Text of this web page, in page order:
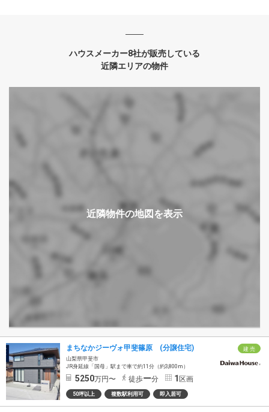
ハウスメーカー8社が販売している
近隣エリアの物件
建 売
まちなかジーヴォ甲斐篠原 (分譲住宅)
山梨県甲斐市
JR身延線「国母」駅まで車で約11分（約3,800m）
5250万円〜 徒歩ー分 1区画
50坪以上 複数駅利用可 即入居可